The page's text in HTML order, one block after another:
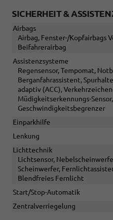
SICHERHEIT &
Airbags
Airbag, Fenster-/Kopfairbags
Beifahrerairbag
Assistenzsysteme
Regensensor, Tempomat,
Berganfahrassistent,
adaptiv (ACC),
Müdigkeitserkennungs-
Geschwindigkeitsbegrenzer
Einparkhilfe
Lenkung
Lichttechnik
Lichtsensor,
Scheinwerfer,
Blendfreies Fernlicht
Start/Stop-Automatik
Zentralverriegelung